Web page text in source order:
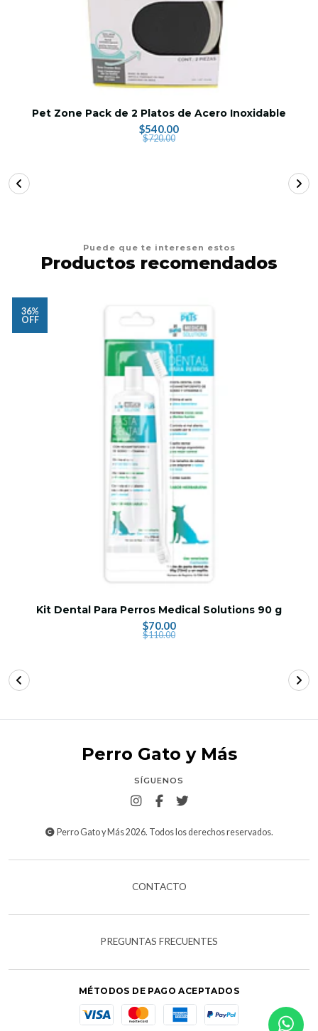
Pet Zone Pack de 2 Platos de Acero Inoxidable
$540.00
$720.00
Puede que te interesen estos
Productos recomendados
36%
OFF
Kit Dental Para Perros Medical Solutions 90 g
$70.00
$110.00
Perro Gato y Más
SÍGUENOS
Perro Gato y Más 2026. Todos los derechos reservados.
CONTACTO
PREGUNTAS FRECUENTES
MÉTODOS DE PAGO ACEPTADOS